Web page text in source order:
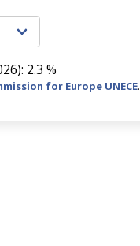
2.3 %
for Europe UNECE.